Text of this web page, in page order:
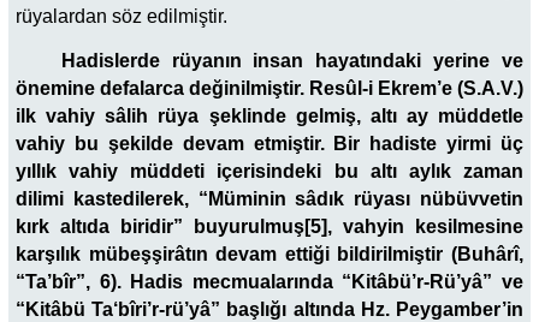
rüyalardan söz edilmiştir.
Hadislerde rüyanın insan hayatındaki yerine ve
önemine defalarca değinilmiştir. Resûl-i Ekrem’e (S.A.V.)
ilk vahiy sâlih rüya şeklinde gelmiş, altı ay müddetle
vahiy bu şekilde devam etmiştir. Bir hadiste yirmi üç
yıllık vahiy müddeti içerisindeki bu altı aylık zaman
dilimi kastedilerek, “Müminin sâdık rüyası nübüvvetin
kırk altıda biridir” buyurulmuş[5], vahyin kesilmesine
karşılık mübeşşirâtın devam ettiği bildirilmiştir (Buhârî,
“Ta’bîr”, 6). Hadis mecmualarında “Kitâbü’r-Rü’yâ” ve
“Kitâbü Ta‘bîri’r-rü’yâ” başlığı altında Hz. Peygamber’in